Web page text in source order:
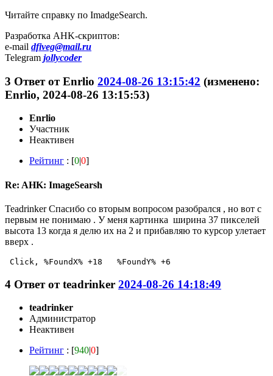
Читайте справку по ImadgeSearch.
Разработка AHK-скриптов:
e-mail dfiveg@mail.ru
Telegram jollycoder
3 Ответ отEnrlio 2024-08-26 13:15:42 (изменено:
Enrlio, 2024-08-26 13:15:53)
Enrlio
Участник
Неактивен
Рейтинг : [0|0]
Re: AHK: ImageSearsh
Teadrinker Спасибо со вторым вопросом разобрался , но вот с
первым не понимаю . У меня картинка ширина 37 пикселей
высота 13 когда я делю их на 2 и прибавляю то курсор улетает
вверх .
Click, %FoundX% +18   %FoundY% +6
4 Ответ отteadrinker 2024-08-26 14:18:49
teadrinker
Администратор
Неактивен
Рейтинг : [940|0]